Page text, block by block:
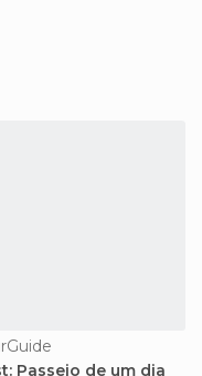
Passeio de um dia